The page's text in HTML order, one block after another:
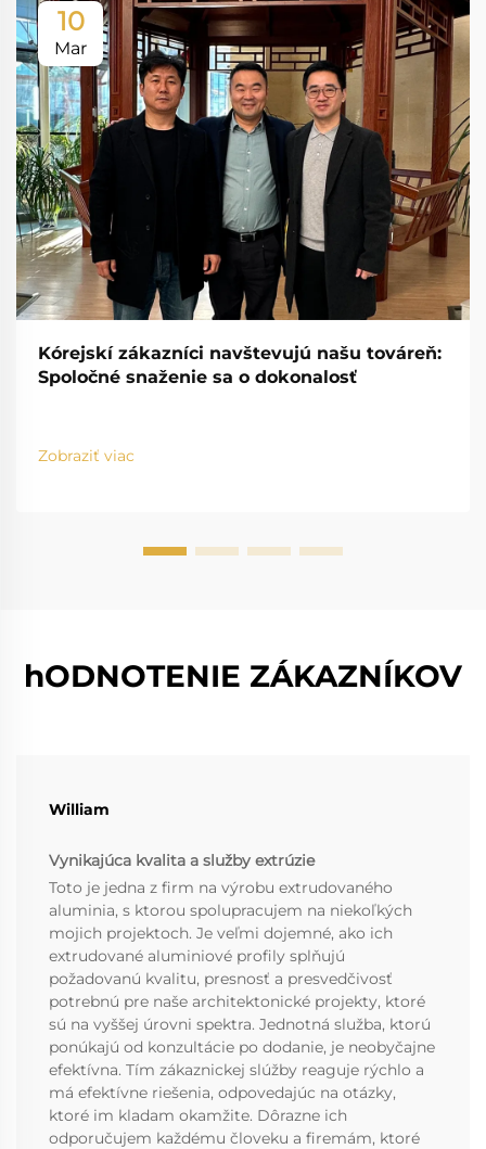
10
Mar
Kórejskí zákazníci navštevujú našu továreň:
Spoločné snaženie sa o dokonalosť
Zobraziť viac
hODNOTENIE ZÁKAZNÍKOV
William
Vynikajúca kvalita a služby extrúzie
Toto je jedna z firm na výrobu extrudovaného
aluminia, s ktorou spolupracujem na niekoľkých
mojich projektoch. Je veľmi dojemné, ako ich
extrudované aluminiové profily splňujú
požadovanú kvalitu, presnosť a presvedčivosť
potrebnú pre naše architektonické projekty, ktoré
sú na vyššej úrovni spektra. Jednotná služba, ktorú
ponúkajú od konzultácie po dodanie, je neobyčajne
efektívna. Tím zákaznickej slúžby reaguje rýchlo a
má efektívne riešenia, odpovedajúc na otázky,
ktoré im kladam okamžite. Dôrazne ich
odporučujem každému človeku a firemám, ktoré